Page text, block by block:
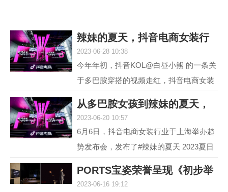
辣妹的夏天，抖音电商女装行
2023-06-28 10:38
今年年初，抖音KOL@白昼小熊 的一条关
于多巴胺穿搭的视频走红，抖音电商女装
最终，#多巴胺女孩 ...
从多巴胺女孩到辣妹的夏天，
2023-06-20 10:57
6月6日，抖音电商女装行业于上海举办趋
势发布会，发布了#辣妹的夏天 2023夏日
计，截至目前，#辣...
PORTS宝姿荣誉呈现《初步举
2023-06-16 19:12